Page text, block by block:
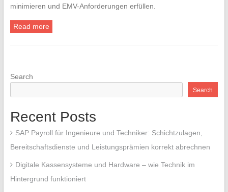
minimieren und EMV-Anforderungen erfüllen.
Read more
Search
Search
Recent Posts
SAP Payroll für Ingenieure und Techniker: Schichtzulagen,
Bereitschaftsdienste und Leistungsprämien korrekt abrechnen
Digitale Kassensysteme und Hardware – wie Technik im
Hintergrund funktioniert